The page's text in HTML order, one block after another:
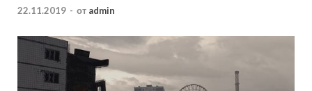
22.11.2019 - от admin